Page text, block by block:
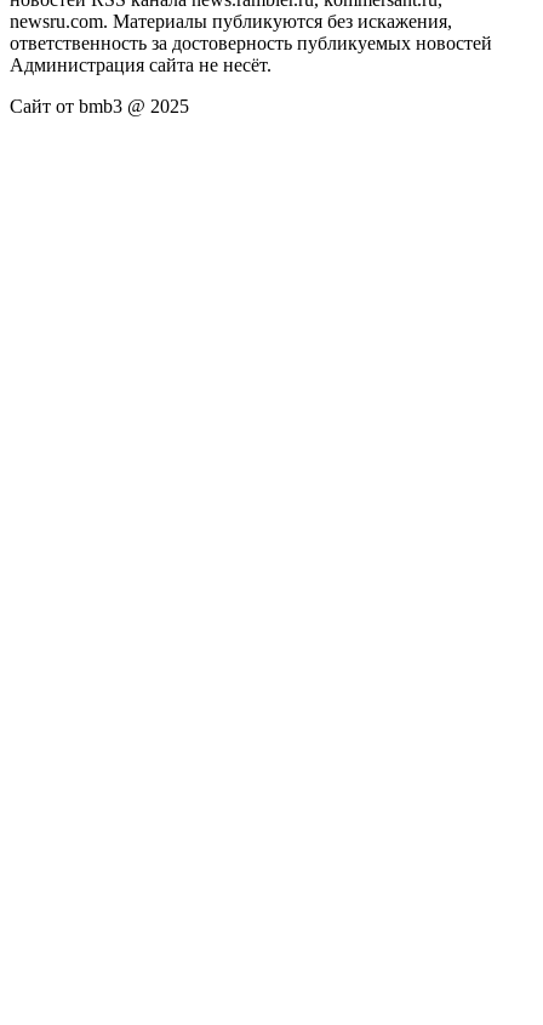
newsru.com. Материалы публикуются без искажения,
ответственность за достоверность публикуемых новостей
Администрация сайта не несёт.
Сайт от bmb3 @ 2025